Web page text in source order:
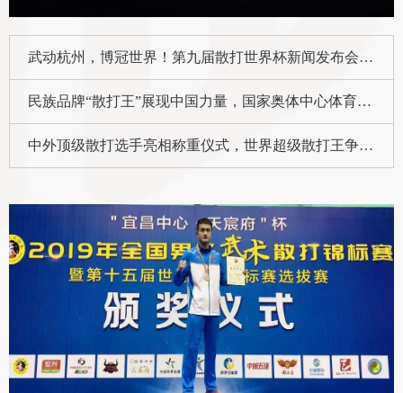
武动杭州，博冠世界！第九届散打世界杯新闻发布会在杭州举办
民族品牌“散打王”展现中国力量，国家奥体中心体育馆点燃爱国激情！
中外顶级散打选手亮相称重仪式，世界超级散打王争霸赛一触即发！